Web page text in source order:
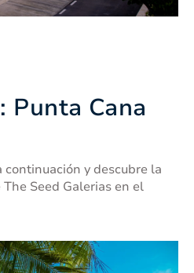
Punta Cana
continuación y descubre la
Seed Galerias en el